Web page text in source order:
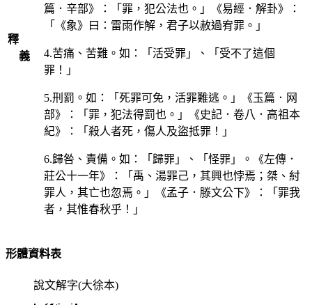
釋
義
篇．辛部》：「罪，犯公法也。」《易經．解卦》：
「《象》曰：雷雨作解，君子以赦過宥罪。」
4.苦痛、苦難。如：「活受罪」、「受不了這個
罪！」
5.刑罰。如：「死罪可免，活罪難逃。」《玉篇．网
部》：「罪，犯法得罰也。」《史記．卷八．高祖本
紀》：「殺人者死，傷人及盜抵罪！」
6.歸咎、責備。如：「歸罪」、「怪罪」。《左傳．
莊公十一年》：「禹、湯罪己，其興也悖焉；桀、紂
罪人，其亡也忽焉。」《孟子．滕文公下》：「罪我
者，其惟春秋乎！」
形體資料表
說文解字(大徐本)